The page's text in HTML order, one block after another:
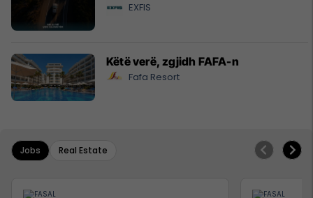
EXFIS
Këtë verë, zgjidh FAFA-n
Fafa Resort
Jobs Real Estate